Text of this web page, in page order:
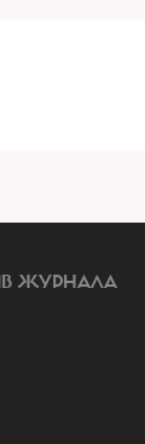
ЖУРНАЛА